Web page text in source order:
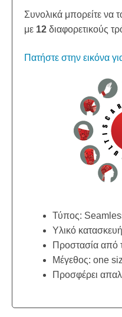
Συνολικά μπορείτε να
με 12 διαφορετικούς
Πατήστε στην εικόνα
Τύπος:
Υλικό
Προστασία από
Μέγεθος: one
Προσφέρει